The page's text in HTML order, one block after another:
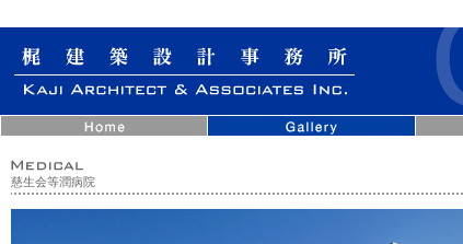
慈生会等潤病院